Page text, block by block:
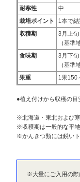
耐寒性
中
栽培ポイント
1本で結
収穫期
3月上
（基準
食味期
3月下
（基準
果重
1果150
●植え付けから収穫の目
※北海道・東北および
※収穫期は一般的な平
※かんきつ類には鋭い
※大量にご入用の際